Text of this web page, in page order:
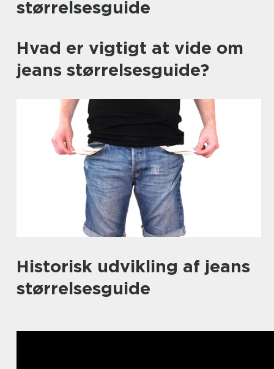
størrelsesguide
Hvad er vigtigt at vide om
jeans størrelsesguide?
Historisk udvikling af jeans
størrelsesguide